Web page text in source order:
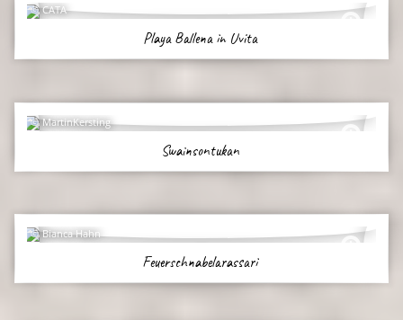
CATA
Playa Ballena in Uvita
MartinKersting
Swainsontukan
Bianca Hahn
Feuerschnabelarassari